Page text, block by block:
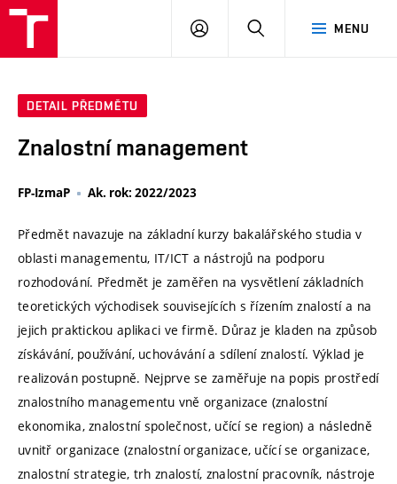
MENU
PŘIHLÁSIT
DETAIL PŘEDMĚTU
Znalostní management
FP-IzmaP Ak. rok: 2022/2023
Předmět navazuje na základní kurzy bakalářského studia v
oblasti managementu, IT/ICT a nástrojů na podporu
rozhodování. Předmět je zaměřen na vysvětlení základních
teoretických východisek souvisejících s řízením znalostí a na
jejich praktickou aplikaci ve firmě. Důraz je kladen na způsob
získávání, používání, uchovávání a sdílení znalostí. Výklad je
realizován postupně. Nejprve se zaměřuje na popis prostředí
znalostního managementu vně organizace (znalostní
ekonomika, znalostní společnost, učící se region) a následně
uvnitř organizace (znalostní organizace, učící se organizace,
znalostní strategie, trh znalostí, znalostní pracovník, nástroje